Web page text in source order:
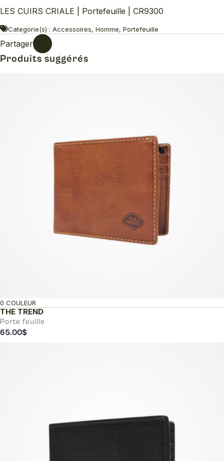
LES CUIRS CRIALE | Portefeuille | CR9300
Categorie(s) : Accessoires, Homme, Portefeuille
Partager
Produits suggérés
THE TREND
Porte feuille
0 COULEUR
65.00$